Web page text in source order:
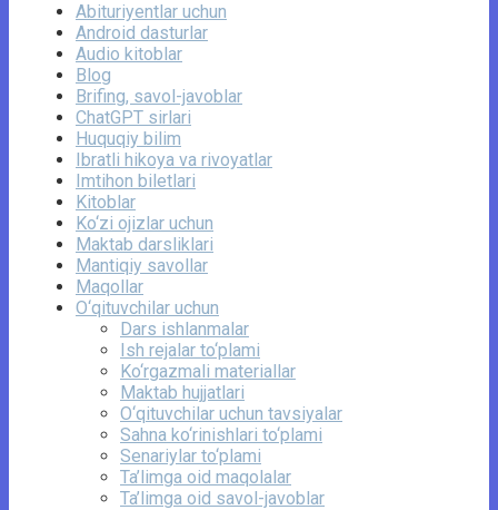
Abituriyentlar uchun
Android dasturlar
Audio kitoblar
Blog
Brifing, savol-javoblar
ChatGPT sirlari
Huquqiy bilim
Ibratli hikoya va rivoyatlar
Imtihon biletlari
Kitoblar
Ko‘zi ojizlar uchun
Maktab darsliklari
Mantiqiy savollar
Maqollar
O‘qituvchilar uchun
Dars ishlanmalar
Ish rejalar to‘plami
Ko‘rgazmali materiallar
Maktab hujjatlari
O‘qituvchilar uchun tavsiyalar
Sahna ko‘rinishlari to‘plami
Senariylar to‘plami
Ta’limga oid maqolalar
Ta’limga oid savol-javoblar